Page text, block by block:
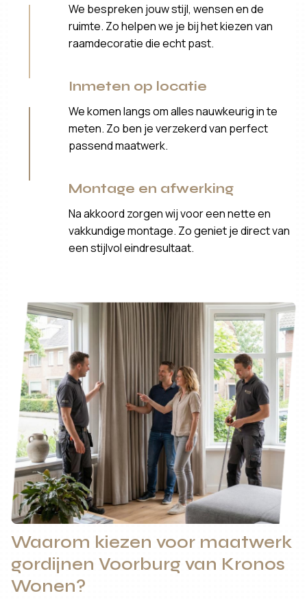
We bespreken jouw stijl, wensen en de
ruimte. Zo helpen we je bij het kiezen van
raamdecoratie die echt past.
Inmeten op locatie
We komen langs om alles nauwkeurig in te
meten. Zo ben je verzekerd van perfect
passend maatwerk.
Montage en afwerking
Na akkoord zorgen wij voor een nette en
vakkundige montage. Zo geniet je direct van
een stijlvol eindresultaat.
Waarom kiezen voor maatwerk
gordijnen Voorburg van Kronos
Wonen?